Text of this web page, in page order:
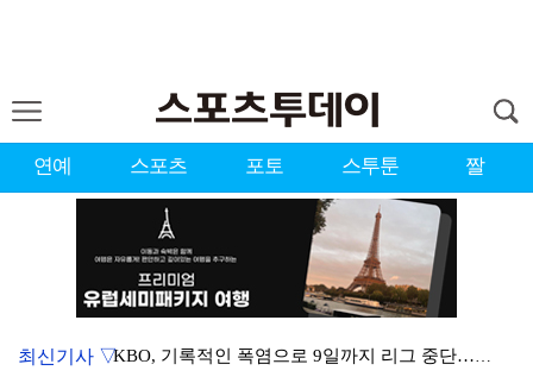
연예 스포츠 포토 스투툰 짤
KBO, 기록적인 폭염으로 9일까지 리그 중단…내달 6…
최신기사 ▽